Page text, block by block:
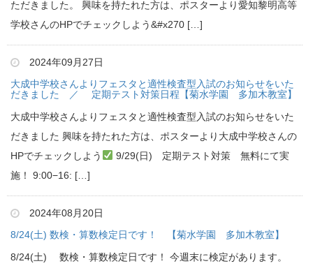
ただきました。 興味を持たれた方は、ポスターより愛知黎明高等
学校さんのHPでチェックしよう&#x270 […]
2024年09月27日
大成中学校さんよりフェスタと適性検査型入試のお知らせをいた
だきました ／ 定期テスト対策日程【菊水学園 多加木教室】
大成中学校さんよりフェスタと適性検査型入試のお知らせをいた
だきました 興味を持たれた方は、ポスターより大成中学校さんの
HPでチェックしよう
9/29(日) 定期テスト対策 無料にて実
施！ 9:00−16: […]
2024年08月20日
8/24(土) 数検・算数検定日です！ 【菊水学園 多加木教室】
8/24(土) 数検・算数検定日です！ 今週末に検定があります。